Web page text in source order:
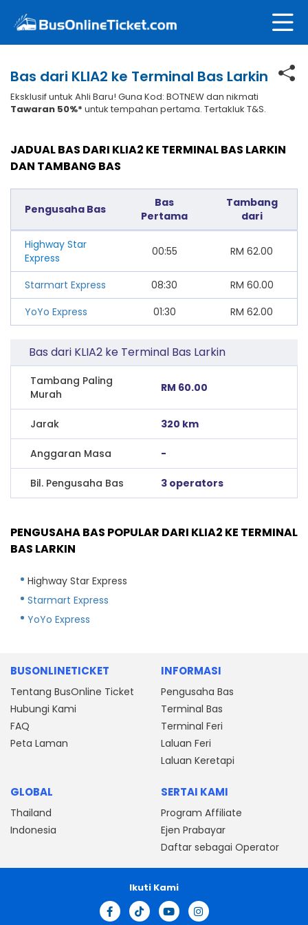
Bas dari KLIA2 ke Terminal Bas Larkin
Eksklusif untuk Ahli Baru! Guna Kod: BOTNEW dan nikmati
Tawaran 50%* untuk tempahan pertama. Tertakluk T&S.
JADUAL BAS DARI KLIA2 KE TERMINAL BAS LARKIN
DAN TAMBANG BAS
Pengusaha Bas
Bas
Pertama
Tambang
dari
Highway Star
Express
00:55 RM 62.00
Starmart Express 08:30 RM 60.00
YoYo Express
01:30 RM 62.00
Bas dari KLIA2 ke Terminal Bas Larkin
Tambang Paling
Murah
RM 60.00
Jarak 320 km
Anggaran Masa -
Bil. Pengusaha Bas 3 operators
PENGUSAHA BAS POPULAR DARI KLIA2 KE TERMINAL
BAS LARKIN
Highway Star Express
Starmart Express
YoYo Express
BUSONLINETICKET
Tentang BusOnline Ticket
Hubungi Kami
FAQ
Peta Laman
INFORMASI
Pengusaha Bas
Terminal Bas
Terminal Feri
Laluan Feri
Laluan Keretapi
GLOBAL
Thailand
Indonesia
SERTAI KAMI
Program Affiliate
Ejen Prabayar
Daftar sebagai Operator
Ikuti Kami